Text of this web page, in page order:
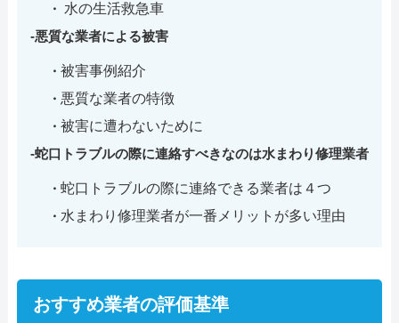
水の生活救急車
悪質な業者による被害
被害事例紹介
悪質な業者の特徴
被害に遭わないために
蛇口トラブルの際に連絡すべきなのは水まわり修理業者
蛇口トラブルの際に連絡できる業者は４つ
水まわり修理業者が一番メリットが多い理由
おすすめ業者の評価基準